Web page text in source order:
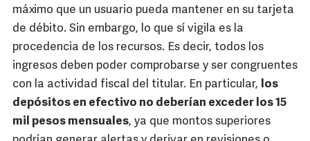
máximo que un usuario pueda mantener en su tarjeta
de débito. Sin embargo, lo que sí vigila es la
procedencia de los recursos. Es decir, todos los
ingresos deben poder comprobarse y ser congruentes
con la actividad fiscal del titular. En particular, los
depósitos en efectivo no deberían exceder los 15
mil pesos mensuales, ya que montos superiores